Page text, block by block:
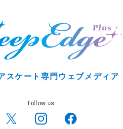
スケート専門ウェブメディア
Follow us